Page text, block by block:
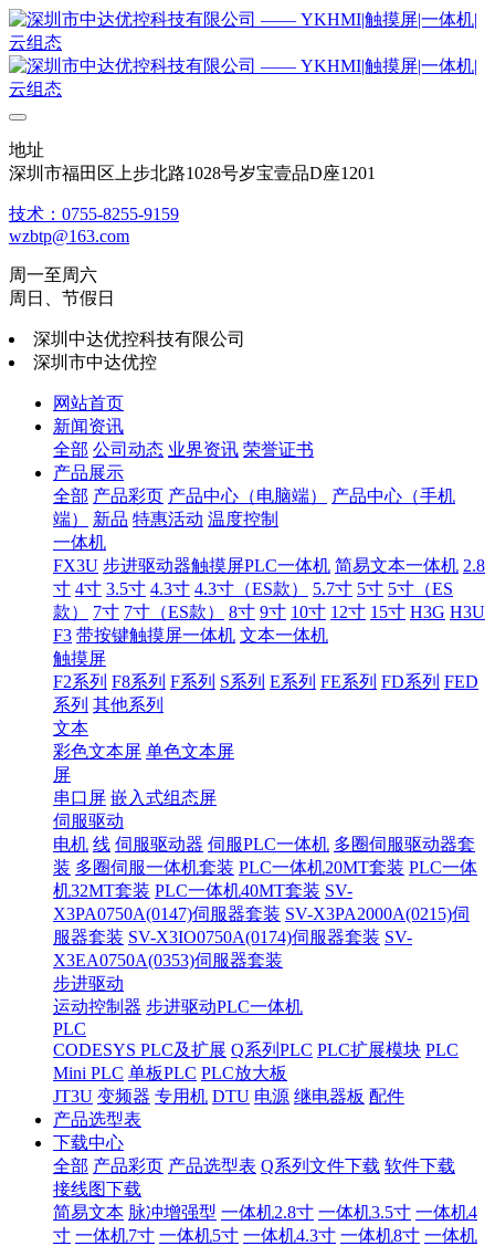
地址
深圳市福田区上步北路1028号岁宝壹品D座1201
技术：0755-8255-9159
wzbtp@163.com
周一至周六
周日、节假日
深圳中达优控科技有限公司
深圳市中达优控
网站首页
新闻资讯
全部 公司动态 业界资讯 荣誉证书
产品展示
全部 产品彩页 产品中心（电脑端）
产品中心（手机
端）
新品 特惠活动 温度控制
一体机
FX3U 步进驱动器触摸屏PLC一体机 简易文本一体机 2.8
寸 4寸 3.5寸 4.3寸 4.3寸（ES款） 5.7寸 5寸 5寸（ES
款）
7寸 7寸（ES款） 8寸 9寸 10寸 12寸 15寸 H3G H3U
F3 带按键触摸屏一体机 文本一体机
触摸屏
F2系列 F8系列 F系列 S系列 E系列 FE系列 FD系列 FED
系列 其他系列
文本
彩色文本屏 单色文本屏
屏
串口屏 嵌入式组态屏
伺服驱动
电机 线 伺服驱动器 伺服PLC一体机 多圈伺服驱动器套
装 多圈伺服一体机套装 PLC一体机20MT套装 PLC一体
机32MT套装 PLC一体机40MT套装 SV-
X3PA0750A(0147)伺服器套装 SV-X3PA2000A(0215)伺
服器套装 SV-X3IO0750A(0174)伺服器套装 SV-
X3EA0750A(0353)伺服器套装
步进驱动
运动控制器 步进驱动PLC一体机
PLC
CODESYS PLC及扩展 Q系列PLC PLC扩展模块 PLC
Mini PLC 单板PLC PLC放大板
JT3U 变频器 专用机 DTU 电源 继电器板 配件
产品选型表
下载中心
全部 产品彩页 产品选型表 Q系列文件下载 软件下载
接线图下载
简易文本 脉冲增强型 一体机2.8寸 一体机3.5寸 一体机4
寸 一体机7寸 一体机5寸 一体机4.3寸 一体机8寸 一体机